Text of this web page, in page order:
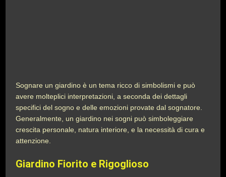
Sognare un giardino è un tema ricco di simbolismi e può
avere molteplici interpretazioni, a seconda dei dettagli
specifici del sogno e delle emozioni provate dal sognatore.
Generalmente, un giardino nei sogni può simboleggiare
crescita personale, natura interiore, e la necessità di cura e
attenzione.
Giardino Fiorito e Rigoglioso